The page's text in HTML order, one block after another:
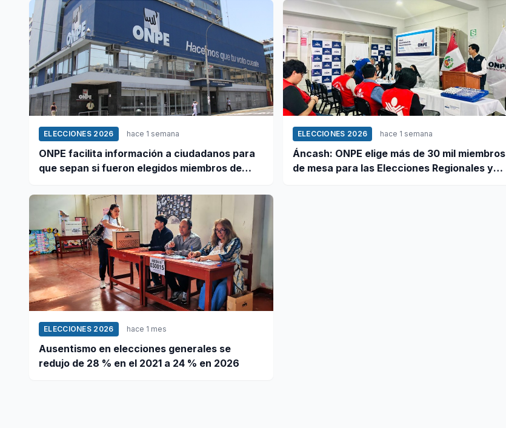
ELECCIONES 2026 hace 1 semana
ONPE facilita información a ciudadanos para
que sepan si fueron elegidos miembros de
ELECCIONES 2026 hace 1 semana
Áncash: ONPE elige más de 30 mil miembros
de mesa para las Elecciones Regionales y
ELECCIONES 2026 hace 1 mes
Ausentismo en elecciones generales se
redujo de 28 % en el 2021 a 24 % en 2026